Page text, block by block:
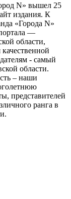
N» вышел 25
издания. К
«Города N»
—
области,
- самый
области.
– наши
представителей
ранга в